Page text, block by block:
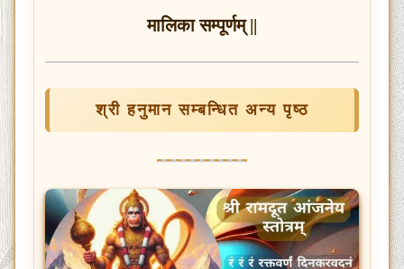
मालिका सम्पूर्णम् ||
श्री हनुमान सम्बन्धित अन्य पृष्ठ